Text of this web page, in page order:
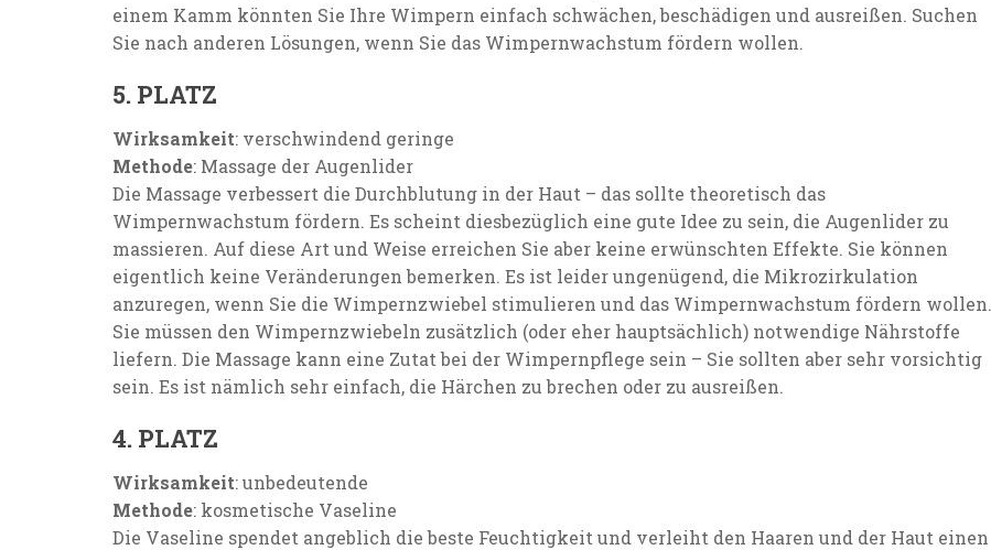
einem Kamm könnten Sie Ihre Wimpern einfach schwächen, beschädigen und ausreißen. Suchen
Sie nach anderen Lösungen, wenn Sie das Wimpernwachstum fördern wollen.
5. PLATZ
Wirksamkeit: verschwindend geringe
Methode: Massage der Augenlider
Die Massage verbessert die Durchblutung in der Haut – das sollte theoretisch das
Wimpernwachstum fördern. Es scheint diesbezüglich eine gute Idee zu sein, die Augenlider zu
massieren. Auf diese Art und Weise erreichen Sie aber keine erwünschten Effekte. Sie können
eigentlich keine Veränderungen bemerken. Es ist leider ungenügend, die Mikrozirkulation
anzuregen, wenn Sie die Wimpernzwiebel stimulieren und das Wimpernwachstum fördern wollen.
Sie müssen den Wimpernzwiebeln zusätzlich (oder eher hauptsächlich) notwendige Nährstoffe
liefern. Die Massage kann eine Zutat bei der Wimpernpflege sein – Sie sollten aber sehr vorsichtig
sein. Es ist nämlich sehr einfach, die Härchen zu brechen oder zu ausreißen.
4. PLATZ
Wirksamkeit: unbedeutende
Methode: kosmetische Vaseline
Die Vaseline spendet angeblich die beste Feuchtigkeit und verleiht den Haaren und der Haut einen